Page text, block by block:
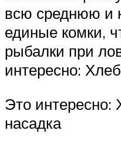
всю среднюю и
единые комки,
рыбалки при
интересно:
Это интересно:
насадка